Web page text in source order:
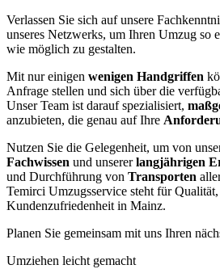
Verlassen Sie sich auf unsere
unseres Netzwerks, um Ihren Umzug so
wie möglich zu gestalten.
Mit nur einigen wenigen Handgriffen
Anfrage stellen und sich über die
Unser Team ist darauf spezialisiert,
anzubieten, die genau auf Ihre
Nutzen Sie die Gelegenheit, um von
Fachwissen und unsererlangjährigen
und Durchführung von Transporten
Temirci Umzugsservice steht für
Kundenzufriedenheit in Mainz.
Planen Sie gemeinsam mit uns Ihren
Umziehen leicht gemacht